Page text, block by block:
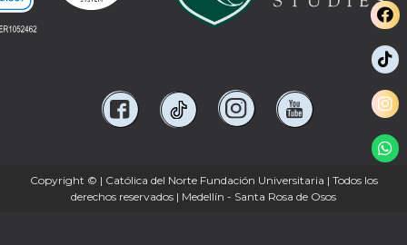
Copyright © | Católica del Norte Fundación Universitaria | Todos los
derechos reservados | Medellín - Santa Rosa de Osos